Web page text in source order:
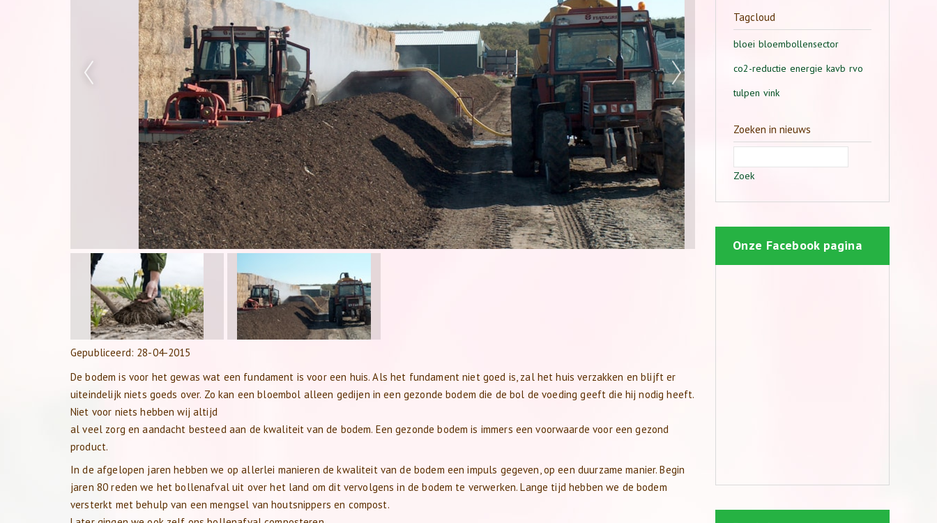
Gepubliceerd: 28-04-2015
De bodem is voor het gewas wat een fundament is voor een huis. Als het fundament niet goed is, zal het huis verzakken en blijft er
uiteindelijk niets goeds over. Zo kan een bloembol alleen gedijen in een gezonde bodem die de bol de voeding geeft die hij nodig heeft.
Niet voor niets hebben wij altijd
al veel zorg en aandacht besteed aan de kwaliteit van de bodem. Een gezonde bodem is immers een voorwaarde voor een gezond
product.
In de afgelopen jaren hebben we op allerlei manieren de kwaliteit van de bodem een impuls gegeven, op een duurzame manier. Begin
jaren 80 reden we het bollenafval uit over het land om dit vervolgens in de bodem te verwerken. Lange tijd hebben we de bodem
versterkt met behulp van een mengsel van houtsnippers en compost.
Tagcloud
bloei bloembollensector
co2-reductie energie kavb rvo
tulpen vink
Zoeken in nieuws
Zoek
Onze Facebook pagina